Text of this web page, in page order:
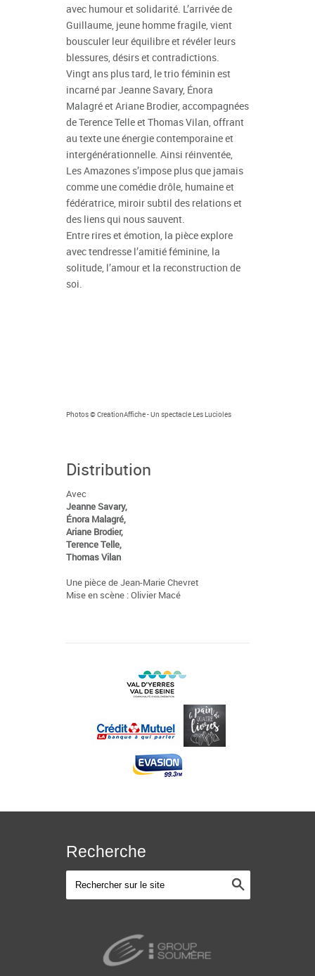
avec humour et solidarité. L’arrivée de
Guillaume, jeune homme fragile, vient
bousculer leur équilibre et révéler leurs
blessures, désirs et contradictions.
Vingt ans plus tard, le trio féminin est
incarné par Jeanne Savary, Énora
Malagré et Ariane Brodier, accompagnées
de Terence Telle et Thomas Vilan, offrant
au texte une énergie contemporaine et
intergénérationnelle. Ainsi réinventée,
Les Amazones s’impose plus que jamais
comme une comédie drôle, humaine et
fédératrice, miroir subtil des relations et
des liens qui nous sauvent.
Entre rires et émotion, la pièce explore
avec tendresse l’amitié féminine, la
solitude, l’amour et la reconstruction de
soi.
Photos © CreationAffiche - Un spectacle Les Lucioles
Distribution
Avec
Jeanne Savary,
Énora Malagré,
Ariane Brodier,
Terence Telle,
Thomas Vilan
Une pièce de Jean-Marie Chevret
Mise en scène : Olivier Macé
Recherche